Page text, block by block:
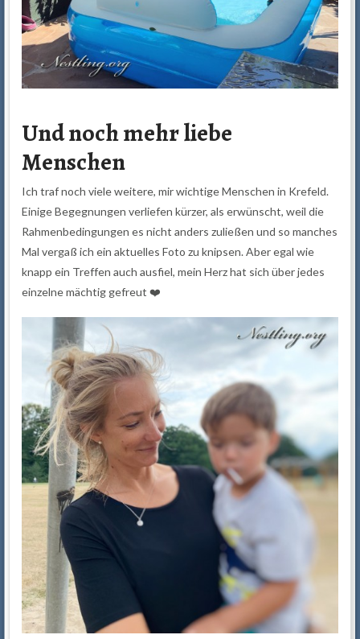
Und noch mehr liebe
Menschen
Ich traf noch viele weitere, mir wichtige Menschen in Krefeld.
Einige Begegnungen verliefen kürzer, als erwünscht, weil die
Rahmenbedingungen es nicht anders zuließen und so manches
Mal vergaß ich ein aktuelles Foto zu knipsen. Aber egal wie
knapp ein Treffen auch ausfiel, mein Herz hat sich über jedes
einzelne mächtig gefreut ❤️